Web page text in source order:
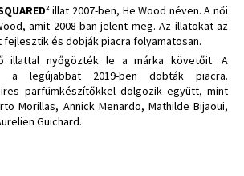
² illat 2007-ben, He Wood néven. A női
amit 2008-ban jelent meg. Az illatokat az
és dobják piacra folyamatosan.
illattal nyőgözték le a márka követőit. A
a legújabbat 2019-ben dobták piacra.
parfümkészítőkkel dolgozik együtt, mint
Morillas, Annick Menardo, Mathilde Bijaoui,
Guichard.